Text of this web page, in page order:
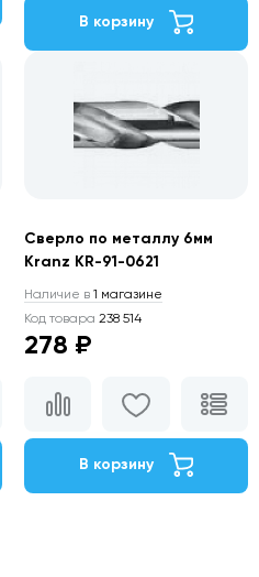
В корзину
Сверло по металлу 6мм
Kranz KR-91-0621
Наличие в 1 магазине
Код товара 238 514
278 ₽
В корзину